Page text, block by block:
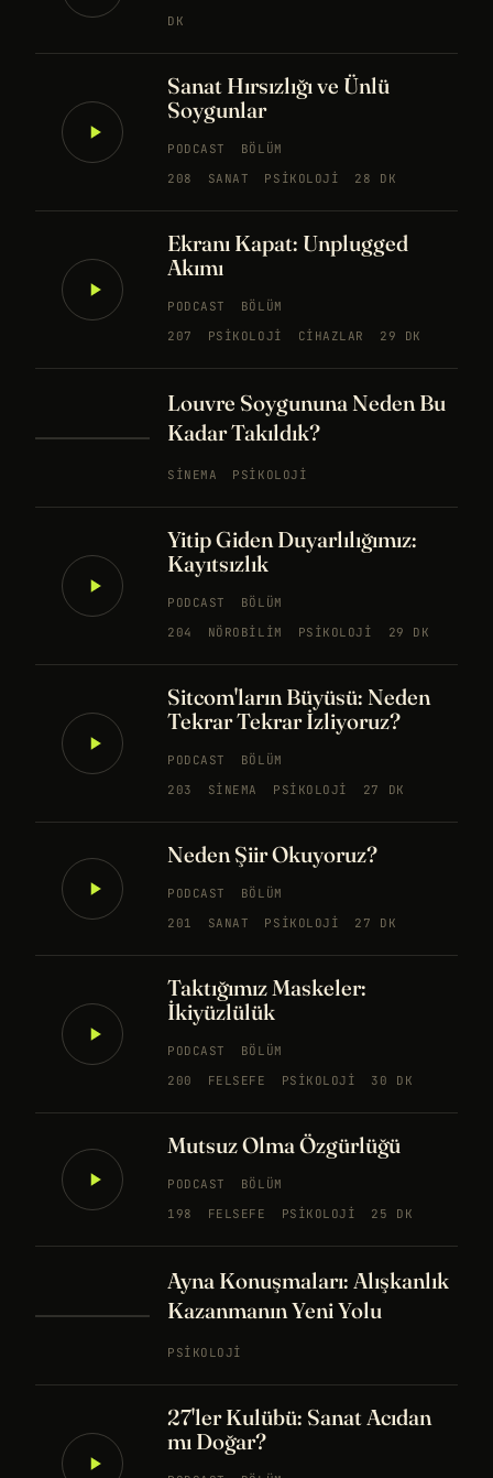
DK
Sanat Hırsızlığı ve Ünlü
Soygunlar
PODCAST
BÖLÜM
208
SANAT PSIKOLOJI 28 DK
Ekranı Kapat: Unplugged
Akımı
PODCAST
BÖLÜM
207
PSIKOLOJI CIHAZLAR 29 DK
Louvre Soygununa Neden Bu
Kadar Takıldık?
SINEMA PSIKOLOJI
Yitip Giden Duyarlılığımız:
Kayıtsızlık
PODCAST
BÖLÜM
204
NÖROBILIM PSIKOLOJI 29 DK
Sitcom'ların Büyüsü: Neden
Tekrar Tekrar İzliyoruz?
PODCAST
BÖLÜM
203
SINEMA PSIKOLOJI 27 DK
Neden Şiir Okuyoruz?
PODCAST
BÖLÜM
201
SANAT PSIKOLOJI 27 DK
Taktığımız Maskeler:
İkiyüzlülük
PODCAST
BÖLÜM
200
FELSEFE PSIKOLOJI 30 DK
Mutsuz Olma Özgürlüğü
PODCAST
BÖLÜM
198
FELSEFE PSIKOLOJI 25 DK
Ayna Konuşmaları: Alışkanlık
Kazanmanın Yeni Yolu
PSIKOLOJI
27'ler Kulübü: Sanat Acıdan
mı Doğar?